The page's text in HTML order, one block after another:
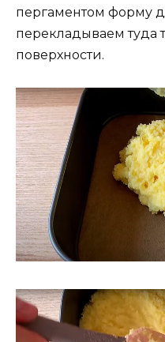
пергаментом форму
перекладываем туда
поверхности.